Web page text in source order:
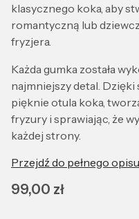
klasycznego koka, aby
romantyczną lub
fryzjera.
Każda gumka została
najmniejszy detal.
pięknie otula koka,
fryzury i sprawiając, że
każdej strony.
Przejdź do pełnego opisu
Cena
99,00 zł